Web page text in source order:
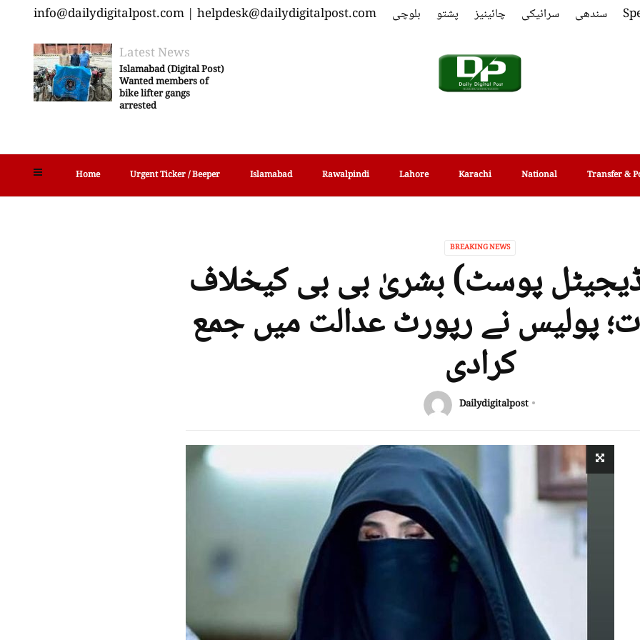
Home Urgent Ticker / Beeper Islamabad Rawalpindi Lahore Karachi National Transfer &
Latest News
Islamabad (Digital Post)
Wanted members of
bike lifter gangs
arrested
info@dailydigitalpost.com | helpdesk@dailydigitalpost.com بلوچی پشتو چائینیز سرائیکی سندھی
BREAKING NEWS
پوسٹ) بشریٰ بی بی کیخلاف
پولیس نے رپورٹ عدالت میں جمع
کرادی
Dailydigitalpost